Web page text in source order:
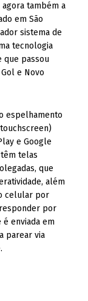
também a
em São
sistema de
tecnologia
que passou
e Novo
espelhamento
e Google
telas
que
além
celular por
por
é enviada em
parear via